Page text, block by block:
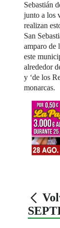
Sebastián
junto a los
realizan
San
amparo de
este
alrededor
y ‘de los
monarcas.